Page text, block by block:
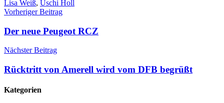
Lisa Weiß, Uschi Holl
Beitragsnavigation
Vorheriger Beitrag
Der neue Peugeot RCZ
Nächster Beitrag
Rücktritt von Amerell wird vom DFB begrüßt
Kategorien